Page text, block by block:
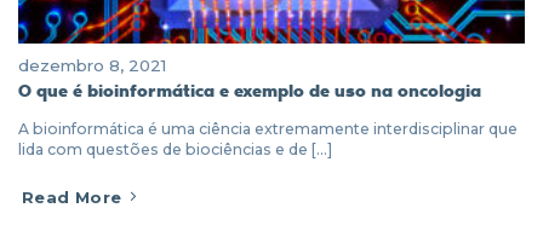
dezembro 8, 2021
O que é bioinformática e exemplo de uso na oncologia
A bioinformática é uma ciência extremamente interdisciplinar que
lida com questões de biociências e de [...]
Read More